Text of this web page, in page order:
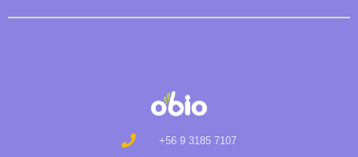
+56 9 3185 7107